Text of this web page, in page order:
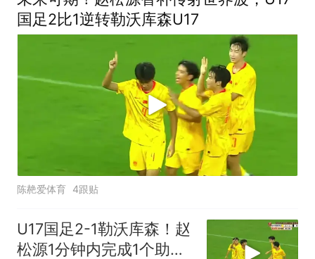
国足2比1逆转勒沃库森U17
陈赩爱体育 4跟贴
U17国足2-1勒沃库森！赵
松源1分钟内完成1个助攻